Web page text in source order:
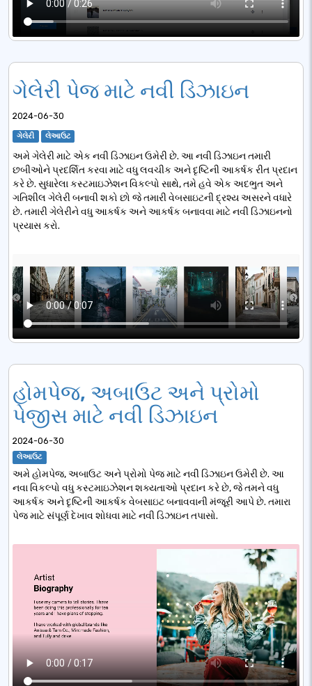
ગેલેરી પેજ માટે નવી ડિઝાઇન
2024-06-30
ગેલેરી લેઆઉટ
અમે ગેલેરી માટે એક નવી ડિઝાઇન ઉમેરી છે. આ નવી ડિઝાઇન તમારી
છબીઓને પ્રદર્શિત કરવા માટે વધુ લવચીક અને દૃષ્ટિની આકર્ષક રીત પ્રદાન
કરે છે. સુધારેલા કસ્ટમાઇઝેશન વિકલ્પો સાથે, તમે હવે એક અદભુત અને
ગતિશીલ ગેલેરી બનાવી શકો છો જે તમારી વેબસાઇટની દ્રશ્ય અસરને વધારે
છે. તમારી ગેલેરીને વધુ આકર્ષક અને આકર્ષક બનાવવા માટે નવી ડિઝાઇનનો
પ્રયાસ કરો.
હોમપેજ, અબાઉટ અને પ્રોમો
પેજીસ માટે નવી ડિઝાઇન
2024-06-30
લેઆઉટ
અમે હોમપેજ, અબાઉટ અને પ્રોમો પેજ માટે નવી ડિઝાઇન ઉમેરી છે. આ
નવા વિકલ્પો વધુ કસ્ટમાઇઝેશન શક્યતાઓ પ્રદાન કરે છે, જે તમને વધુ
આકર્ષક અને દૃષ્ટિની આકર્ષક વેબસાઇટ બનાવવાની મંજૂરી આપે છે. તમારા
પેજ માટે સંપૂર્ણ દેખાવ શોધવા માટે નવી ડિઝાઇન તપાસો.